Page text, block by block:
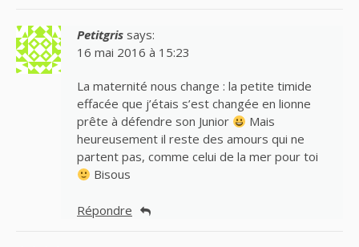
Petitgris says:
16 mai 2016 à 15:23
La maternité nous change : la petite timide
effacée que j’étais s’est changée en lionne
prête à défendre son Junior
Mais
heureusement il reste des amours qui ne
partent pas, comme celui de la mer pour toi
Bisous
Répondre